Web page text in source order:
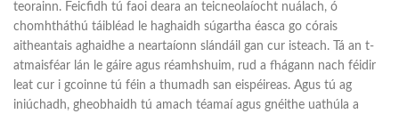
teorainn. Feicfidh tú faoi deara an teicneolaíocht nuálach, ó
chomhtháthú táibléad le haghaidh súgartha éasca go córais
aitheantais aghaidhe a neartaíonn slándáil gan cur isteach. Tá an t-
atmaisféar lán le gáire agus réamhshuim, rud a fhágann nach féidir
leat cur i gcoinne tú féin a thumadh san eispéireas. Agus tú ag
iniúchadh, gheobhaidh tú amach téamaí agus gnéithe uathúla a